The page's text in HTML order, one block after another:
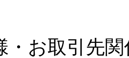
・お取引先